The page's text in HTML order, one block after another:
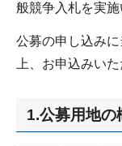
般競争入札を実施
公募の申し込みに
上、お申込みい
1.公募用地の